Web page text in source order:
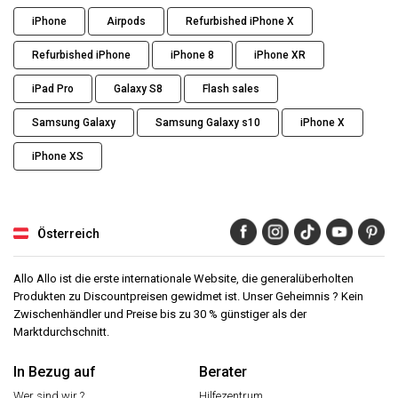
iPhone Airpods Refurbished iPhone X
Refurbished iPhone iPhone 8 iPhone XR
iPad Pro Galaxy S8 Flash sales
Samsung Galaxy Samsung Galaxy s10 iPhone X
iPhone XS
Österreich
Allo Allo ist die erste internationale Website, die generalüberholten
Produkten zu Discountpreisen gewidmet ist. Unser Geheimnis ? Kein
Zwischenhändler und Preise bis zu 30 % günstiger als der
Marktdurchschnitt.
In Bezug auf Berater